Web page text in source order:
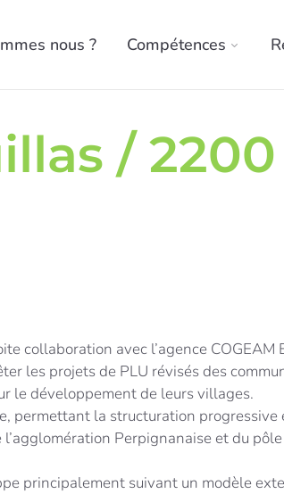
nous ? Compétences
/
collaboration avec l’agence
les projets de PLU révisés des
le développement de leurs villages.
permettant la structuration
Perpignanaise et du
principalement suivant un modèle